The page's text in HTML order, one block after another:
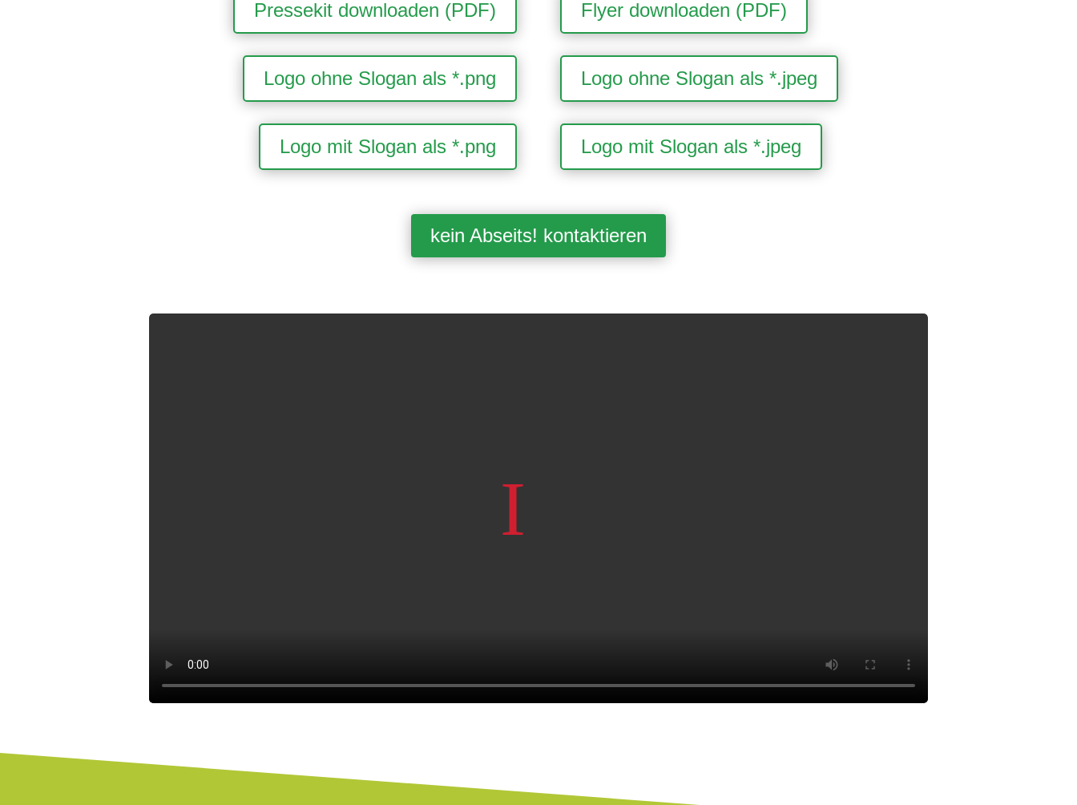
Pressekit downloaden (PDF)
Logo ohne Slogan als *.png
Logo mit Slogan als *.png
Flyer downloaden (PDF)
Logo ohne Slogan als *.jpeg
Logo mit Slogan als *.jpeg
kein Abseits! kontaktieren